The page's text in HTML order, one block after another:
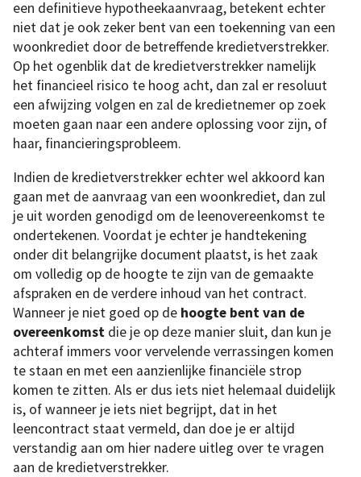
een definitieve hypotheekaanvraag, betekent echter
niet dat je ook zeker bent van een toekenning van een
woonkrediet door de betreffende kredietverstrekker.
Op het ogenblik dat de kredietverstrekker namelijk
het financieel risico te hoog acht, dan zal er resoluut
een afwijzing volgen en zal de kredietnemer op zoek
moeten gaan naar een andere oplossing voor zijn, of
haar, financieringsprobleem.
Indien de kredietverstrekker echter wel akkoord kan
gaan met de aanvraag van een woonkrediet, dan zul
je uit worden genodigd om de leenovereenkomst te
ondertekenen. Voordat je echter je handtekening
onder dit belangrijke document plaatst, is het zaak
om volledig op de hoogte te zijn van de gemaakte
afspraken en de verdere inhoud van het contract.
Wanneer je niet goed op de hoogte bent van de
overeenkomst die je op deze manier sluit, dan kun je
achteraf immers voor vervelende verrassingen komen
te staan en met een aanzienlijke financiële strop
komen te zitten. Als er dus iets niet helemaal duidelijk
is, of wanneer je iets niet begrijpt, dat in het
leencontract staat vermeld, dan doe je er altijd
verstandig aan om hier nadere uitleg over te vragen
aan de kredietverstrekker.